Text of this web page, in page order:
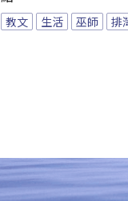
教文 生活 巫師 排